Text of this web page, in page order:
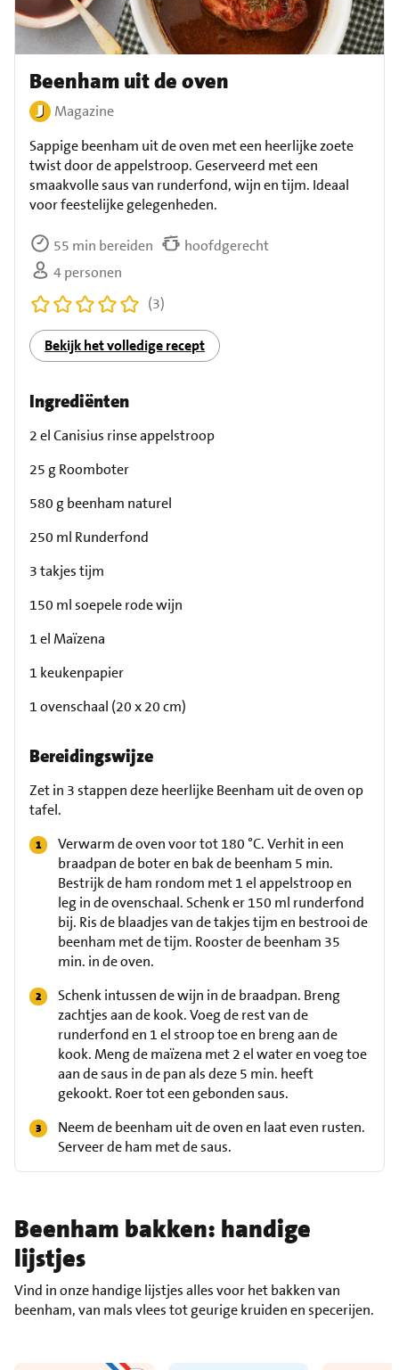
Beenham uit de oven
Magazine
Sappige beenham uit de oven met een heerlijke zoete
twist door de appelstroop. Geserveerd met een
smaakvolle saus van runderfond, wijn en tijm. Ideaal
voor feestelijke gelegenheden.
55 min bereiden
hoofdgerecht
4 personen
(3)
Bekijk het volledige recept
Ingrediënten
2 el Canisius rinse appelstroop
25 g Roomboter
580 g beenham naturel
250 ml Runderfond
3 takjes tijm
150 ml soepele rode wijn
1 el Maïzena
1 keukenpapier
1 ovenschaal (20 x 20 cm)
Bereidingswijze
Zet in 3 stappen deze heerlijke Beenham uit de oven op
tafel.
Verwarm de oven voor tot 180 °C. Verhit in een
braadpan de boter en bak de beenham 5 min.
Bestrijk de ham rondom met 1 el appelstroop en
leg in de ovenschaal. Schenk er 150 ml runderfond
bij. Ris de blaadjes van de takjes tijm en bestrooi de
beenham met de tijm. Rooster de beenham 35
min. in de oven.
Schenk intussen de wijn in de braadpan. Breng
zachtjes aan de kook. Voeg de rest van de
runderfond en 1 el stroop toe en breng aan de
kook. Meng de maïzena met 2 el water en voeg toe
aan de saus in de pan als deze 5 min. heeft
gekookt. Roer tot een gebonden saus.
Neem de beenham uit de oven en laat even rusten.
Serveer de ham met de saus.
Beenham bakken: handige
lijstjes
Vind in onze handige lijstjes alles voor het bakken van
beenham, van mals vlees tot geurige kruiden en specerijen.